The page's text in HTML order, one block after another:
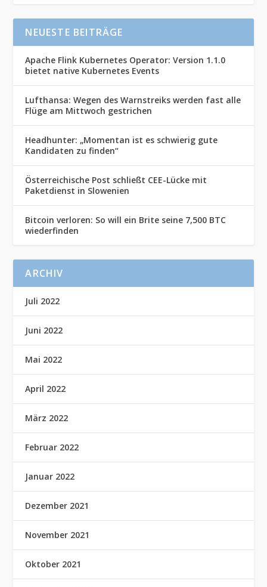
NEUESTE BEITRÄGE
Apache Flink Kubernetes Operator: Version 1.1.0
bietet native Kubernetes Events
Lufthansa: Wegen des Warnstreiks werden fast alle
Flüge am Mittwoch gestrichen
Headhunter: „Momentan ist es schwierig gute
Kandidaten zu finden“
Österreichische Post schließt CEE-Lücke mit
Paketdienst in Slowenien
Bitcoin verloren: So will ein Brite seine 7,500 BTC
wiederfinden
ARCHIV
Juli 2022
Juni 2022
Mai 2022
April 2022
März 2022
Februar 2022
Januar 2022
Dezember 2021
November 2021
Oktober 2021